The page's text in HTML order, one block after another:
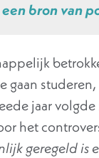
bron van
gaan
jaar volgde
het
geregeld is